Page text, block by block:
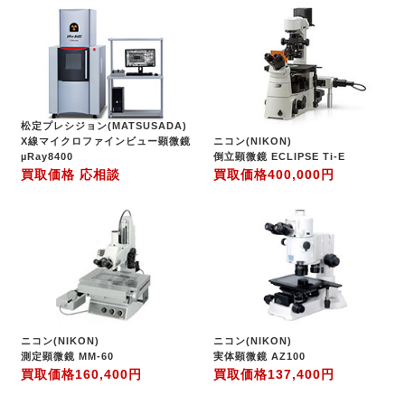
松定プレシジョン(MATSUSADA)
X線マイクロファインビュー顕微鏡
µRay8400
買取価格 応相談
ニコン(NIKON)
倒立顕微鏡 ECLIPSE Ti-E
買取価格400,000円
ニコン(NIKON)
測定顕微鏡 MM-60
買取価格160,400円
ニコン(NIKON)
実体顕微鏡 AZ100
買取価格137,400円